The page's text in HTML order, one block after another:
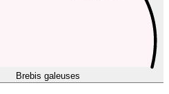
Brebis galeuses